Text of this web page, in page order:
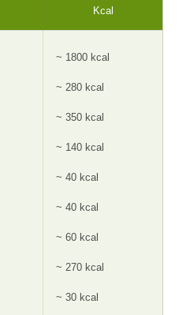
Kcal
~ 1800 kcal
~ 280 kcal
~ 350 kcal
~ 140 kcal
~ 40 kcal
~ 40 kcal
~ 60 kcal
~ 270 kcal
~ 30 kcal